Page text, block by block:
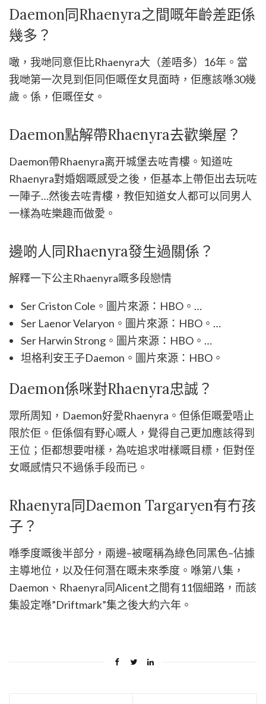
Daemon同Rhaenyra之間嘅年齡差距係
幾多？
噉，我哋同意佢比Rhaenyra大（差唔多）16年。當
我哋第一次見到佢同佢嘅侄女見面時，佢應該喺30幾
歲。係，佢嘅侄女。
Daemon點解帶Rhaenyra去歡樂屋？
Daemon帶Rhaenyra离开城堡去咗青樓。知道咗
Rhaenyra對婚姻嘅感受之後，佢基本上帶佢出去玩咗
一陣子…然後去咗青樓，教佢知道女人都可以同男人
一樣為咗樂趣而做愛。
邊啲人同Rhaenyra發生過關係？
解釋一下公主Rhaenyra嘅多段戀情
Ser Criston Cole。圖片來源：HBO。…
Ser Laenor Velaryon。圖片來源：HBO。…
Ser Harwin Strong。圖片來源：HBO。…
坦格利安王子Daemon。圖片來源：HBO。
Daemon係咪對Rhaenyra忠誠？
眾所周知，Daemon好愛Rhaenyra。但係佢嘅愛唔止
限於佢。佢係個有野心嘅人，覺得自己更加應該得到
王位；佢都想要咁樣，為咗追求咁樣嘅目標，佢對侄
女嘅感情只不過係手段而已。
Rhaenyra同Daemon Targaryen有冇孩
子？
喺季度嘅後半部分，兩邊–被暱稱為綠色同黑色–佔據
主導地位，以及任何潛在嘅未來季度。喺第八集，
Daemon、Rhaenyra同Alicent之間有11個細路，而該
集設定喺”Driftmark”集之後大約六年。